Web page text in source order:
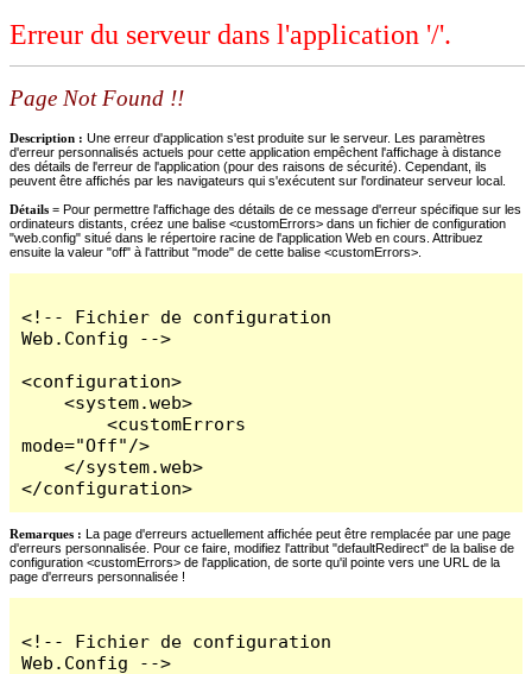
Erreur du serveur dans l'application '/'.
Page Not Found !!
Description : Une erreur d'application s'est produite sur le serveur. Les paramètres
d'erreur personnalisés actuels pour cette application empêchent l'affichage à distance
des détails de l'erreur de l'application (pour des raisons de sécurité). Cependant, ils
peuvent être affichés par les navigateurs qui s'exécutent sur l'ordinateur serveur local.
Détails = Pour permettre l'affichage des détails de ce message d'erreur spécifique sur les
ordinateurs distants, créez une balise <customErrors> dans un fichier de configuration
"web.config" situé dans le répertoire racine de l'application Web en cours. Attribuez
ensuite la valeur "off" à l'attribut "mode" de cette balise <customErrors>.
<!-- Fichier de configuration
Web.Config -->
<configuration>
    <system.web>
        <customErrors
mode="Off"/>
    </system.web>
</configuration>
Remarques : La page d'erreurs actuellement affichée peut être remplacée par une page
d'erreurs personnalisée. Pour ce faire, modifiez l'attribut "defaultRedirect" de la balise de
configuration <customErrors> de l'application, de sorte qu'il pointe vers une URL de la
page d'erreurs personnalisée !
<!-- Fichier de configuration
Web.Config -->